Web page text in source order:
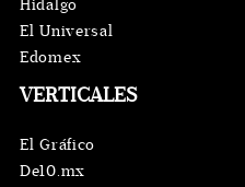
VERTICALES
El Gráfico
De10.mx
Hidalgo
El Universal
Edomex